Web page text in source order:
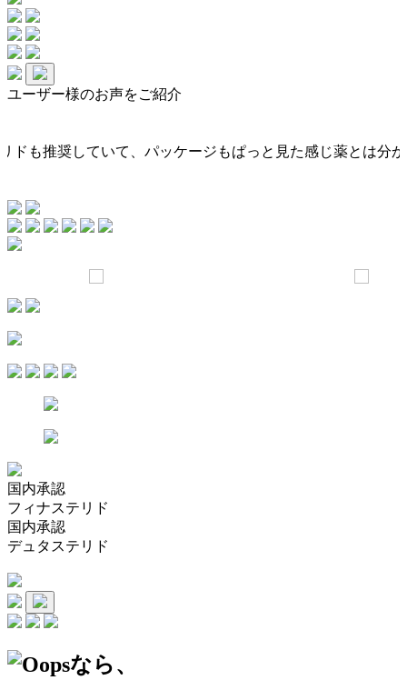
ユーザー様のお声をご紹介
ドも推奨していて、パッケージもぱっと見た感じ薬とは分
国内承認
フィナステリド
国内承認
デュタステリド